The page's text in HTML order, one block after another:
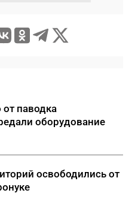
паводка
оборудование
освободились от